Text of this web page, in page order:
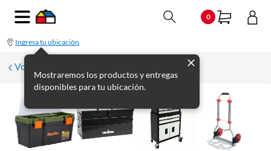
0
Ingresa tu ubicación
Mostraremos los productos y entregas
disponibles para tu ubicación.
Volver